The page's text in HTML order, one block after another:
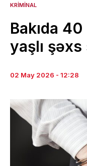
KRIMINAL
Bakıda
yaşlı şəxs
02 May 2026 - 12:28